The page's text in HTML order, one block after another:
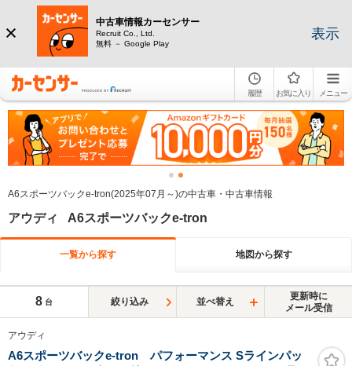
中古車情報カーセンサー
Recruit Co., Ltd.
無料 － Google Play
表示
履歴 お気に入り メニュー
A6スポーツバックe-tron(2025年07月～)の中古車・中古車情報
アウディ A6スポーツバックe-tron
一覧から探す 地図から探す
8 台 絞り込み 並べ替え
更新時に
メール受信
アウディ
A6スポーツバックe-tron パフォーマンス Sラインパッ